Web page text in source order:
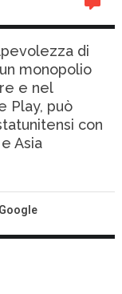
di
monopolio
e nel
Play, può
con
Asia